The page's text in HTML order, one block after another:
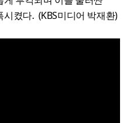
켰다. (KBS미디어 박재환)